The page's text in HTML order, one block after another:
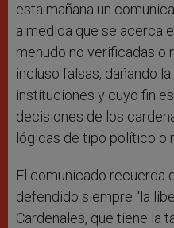
esta mañana un
a medida que se acerca
menudo no verificadas o
incluso falsas, dañando
instituciones y cuyo fin
decisiones de los
lógicas de tipo político o
El comunicado recuerda
defendido siempre “la
Cardenales, que tiene la